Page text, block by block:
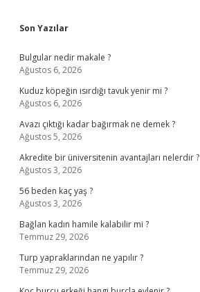
Sidebar
Son Yazılar
Bulgular nedir makale ?
Ağustos 6, 2026
Kuduz köpeğin ısırdığı tavuk yenir mi ?
Ağustos 6, 2026
Avazı çıktığı kadar bağırmak ne demek ?
Ağustos 5, 2026
Akredite bir üniversitenin avantajları nelerdir ?
Ağustos 3, 2026
56 beden kaç yaş ?
Ağustos 3, 2026
Bağlan kadın hamile kalabilir mi ?
Temmuz 29, 2026
Turp yapraklarından ne yapılır ?
Temmuz 29, 2026